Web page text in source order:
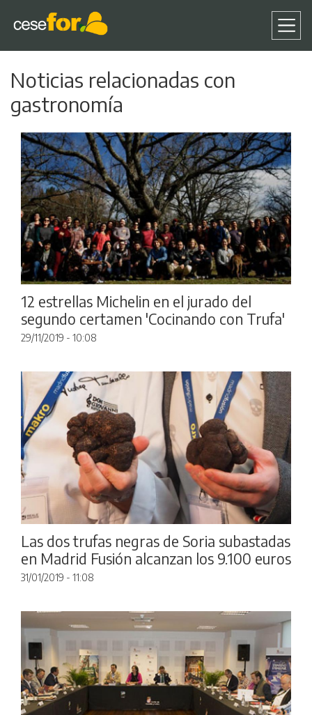
al
Noticias relacionadas con
gastronomía
12 estrellas Michelin en el jurado del
segundo certamen 'Cocinando con Trufa'
29/11/2019 - 10:08
Las dos trufas negras de Soria subastadas
en Madrid Fusión alcanzan los 9.100 euros
31/01/2019 - 11:08